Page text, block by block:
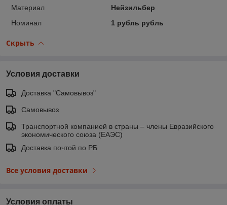
Материал
Нейзильбер
Номинал
1 рубль рубль
Скрыть
Условия доставки
Доставка "Самовывоз"
Самовывоз
Транспортной компанией в страны – члены Евразийского
экономического союза (ЕАЭС)
Доставка почтой по РБ
Все условия доставки
Условия оплаты